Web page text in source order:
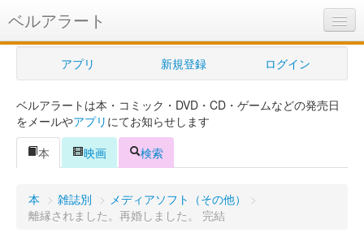
ベルアラート
ベルアラートとは
ヘルプ
新規登録
ログイン
購入管理
アプリ 新規登録 ログイン
ベルアラートは本・コミック・DVD・CD・ゲームなどの発売日
をメールやアプリ にてお知らせします
本
映画 検索
本 > 雑誌別 > メディアソフト（その他）
>
離縁されました。再婚しました。 完結